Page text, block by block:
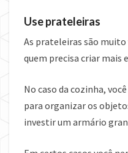
Use prateleiras
As prateleiras são
quem precisa criar mais
No caso da cozinha,
para organizar os
investir um armário